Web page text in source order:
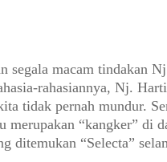
macam tindakan
rahasiannya, Nj.
tidak pernah mundur.
“kangker” di
ditemukan “Selecta”